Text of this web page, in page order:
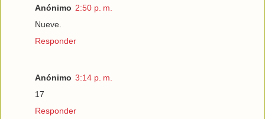
Anónimo 2:50 p. m.
Nueve.
Responder
Anónimo 3:14 p. m.
17
Responder